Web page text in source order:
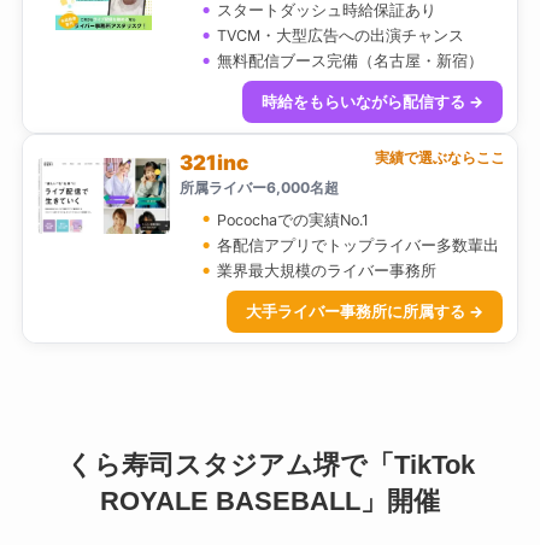
スタートダッシュ時給保証あり
TVCM・大型広告への出演チャンス
無料配信ブース完備（名古屋・新宿）
時給をもらいながら配信する →
実績で選ぶならここ
321inc
所属ライバー6,000名超
Pocochaでの実績No.1
各配信アプリでトップライバー多数輩出
業界最大規模のライバー事務所
大手ライバー事務所に所属する →
くら寿司スタジアム堺で「TikTok
ROYALE BASEBALL」開催